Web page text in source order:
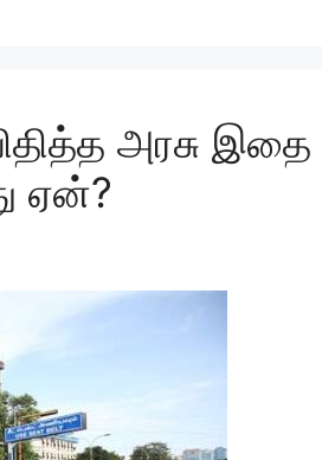
அரசு இதை
ஏன்?